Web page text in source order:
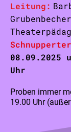
Leitung:
08.09.2025
Uhr
Proben immer
19.00 Uhr